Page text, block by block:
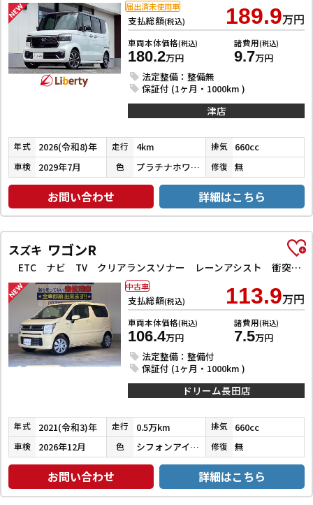
支払総額(税込) 189.9万円
車両本体価格(税込)
180.2万円
諸費用(税込)
9.7万円
法定整備：整備無
保証付 (1ヶ月・1000km )
届出済未使用車
津店
年式 2026(令和8)年 走行 4km 排気 660cc
車検 2029年7月 色 プラチナホワイトパール 修復 無
お問い合わせ 詳細はこちら
スズキ ワゴンR
ETC ナビ TV クリアランスソナー レーンアシスト 衝突被害軽減システム オートライト スマートキー アイドリングストップ 電動格納ミラー シートヒーター ベンチシート CVT ESC CD
支払総額(税込) 113.9万円
車両本体価格(税込)
106.4万円
諸費用(税込)
7.5万円
法定整備：整備付
保証付 (1ヶ月・1000km )
中古車
ドリーム長田店
年式 2021(令和3)年 走行 0.5万km 排気 660cc
車検 2026年12月 色 シフォンアイボリーメタリック 修復 無
お問い合わせ 詳細はこちら